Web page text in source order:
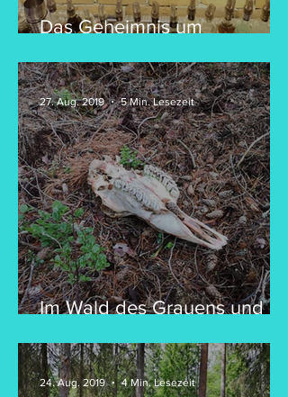
Das Geheimnis um
eine Woche voller
Abschiede
Im Wald des Grauens und
Versprechen - Schweden
Teil 3
27. Aug. 2019 5 Min. Lesezeit
24. Aug. 2019 4 Min. Lesezeit